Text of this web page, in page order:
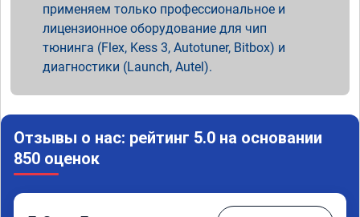
применяем только профессиональное и
лицензионное оборудование для чип
тюнинга (Flex, Kess 3, Autotuner, Bitbox) и
диагностики (Launch, Autel).
Отзывы о нас: рейтинг 5.0 на основании
850 оценок